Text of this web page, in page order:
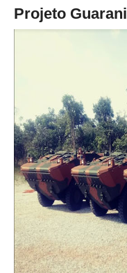
Projeto Guarani